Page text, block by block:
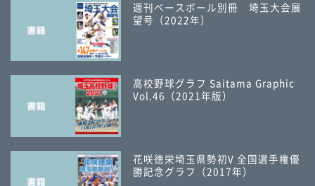
週刊ベースボール別冊 埼玉大会展
望号（2022年）
高校野球グラフ Saitama Graphic
Vol.46（2021年版）
花咲徳栄埼玉県勢初V 全国選手権優
勝記念グラフ（2017年）